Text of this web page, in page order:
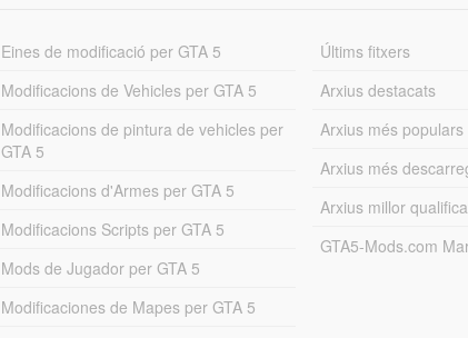
Eines de modificació per GTA 5
Modificacions de Vehicles per GTA 5
Modificacions de pintura de vehicles per
GTA 5
Modificacions d'Armes per GTA 5
Modificacions Scripts per GTA 5
Mods de Jugador per GTA 5
Modificaciones de Mapes per GTA 5
Últims fitxers
Arxius destacats
Arxius més populars
Arxius més
Arxius millor
GTA5-Mods.com